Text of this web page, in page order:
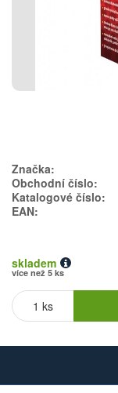
Značka:
Obchodní číslo:
Katalogové číslo:
EAN:
skladem
více než 5 ks
Počet